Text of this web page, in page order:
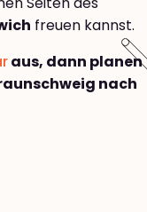
freuen kannst.
aus, dann planen
nach